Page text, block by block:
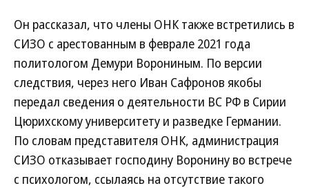
Он рассказал, что члены ОНК также встретились в
СИЗО с арестованным в феврале 2021 года
политологом Демури Ворониным. По версии
следствия, через него Иван Сафронов якобы
передал сведения о деятельности ВС РФ в Сирии
Цюрихскому университету и разведке Германии.
По словам представителя ОНК, администрация
СИЗО отказывает господину Воронину во встрече
с психологом, ссылаясь на отсутствие такого